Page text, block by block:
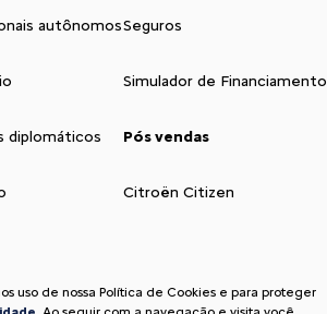
autônomos
diplomáticos
Seguros
Simulador de Financiamento
Pós vendas
Citroën Citizen
uso de nossa Política de Cookies e para proteger